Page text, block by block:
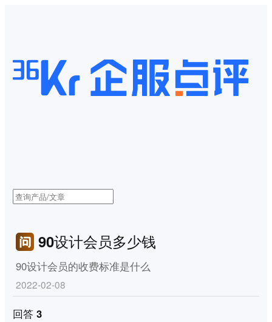
90设计会员多少钱
90设计会员的收费标准是什么
2022-02-08
回答 3